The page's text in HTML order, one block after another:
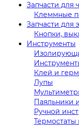
Запчасти для
Клеммные
Запчасти для
Кнопки,
Инструменты
Клей и
Лупы
Паяльники
Ручной